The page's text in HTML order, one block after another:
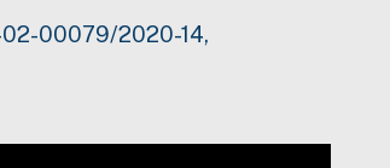
00079/2020-14,